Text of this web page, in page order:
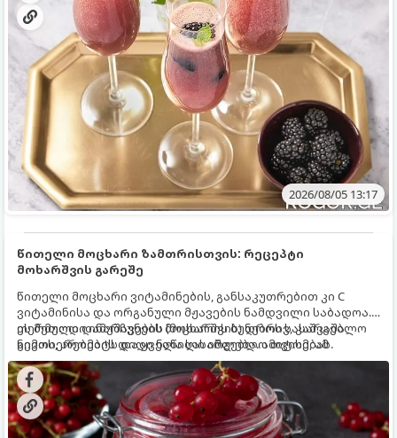
2026/08/05 13:17
წითელი მოცხარი ზამთრისთვის: რეცეპტი
მოხარშვის გარეშე
წითელი მოცხარი ვიტამინების, განსაკუთრებით კი C
ვიტამინისა და ორგანული მჟავების ნამდვილი საბადოა.
თერმული დამუშავების (მოხარშვის) დროს სასარგებლო
ნივთიერებების დიდი ნაწილი იშლება. ამიტომ, ამ
კენკრის ზამთრისთვის შესანახად საუკეთესო გზა
„ცოცხალი ჯემის“ მომზადებაა - მოხარშვის გარეშე.
ეს მეთოდი ინარჩუნებს მოცხარის ბუნებრივ, კაშკაშა
გემოს, არომატს და ყველა სასარგებლო თვისებას.